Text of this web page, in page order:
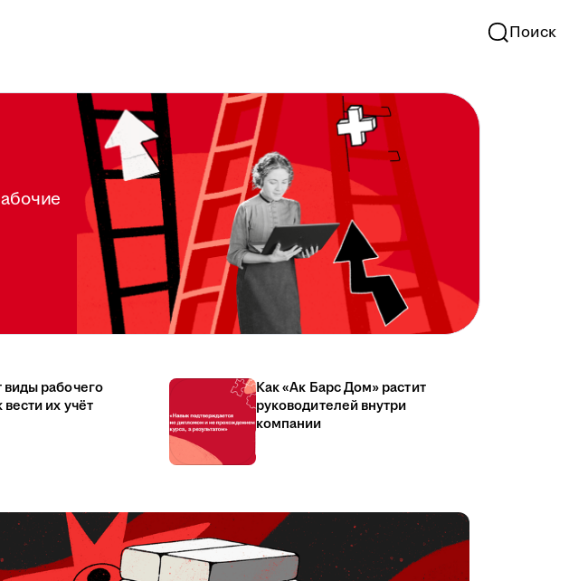
Поиск
рабочего
их учёт
Как «Ак Барс Дом» растит
руководителей внутри
компании